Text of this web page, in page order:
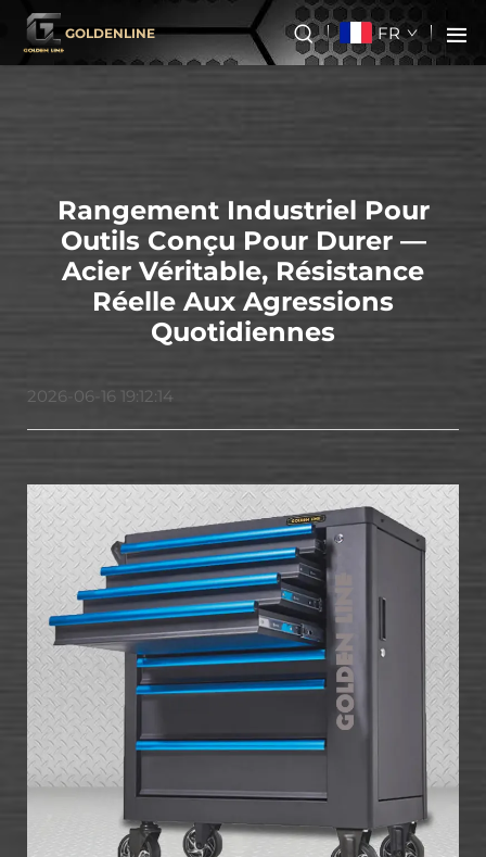
GOLDENLINE FR
Rangement Industriel Pour
Outils Conçu Pour Durer —
Acier Véritable, Résistance
Réelle Aux Agressions
Quotidiennes
2026-06-16 19:12:14